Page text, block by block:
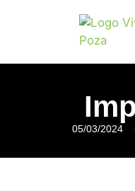
05/03/2024